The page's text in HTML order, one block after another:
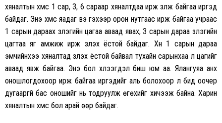
хяналтын хүмүүс 1 сар, 3, 6 сараар хяналтдаа ирж үзүүлж байгаа иргэд
байдаг. Энэ хүмүүс яадаг вэ гэхээр орон нутгаас ирж байгаа учраас
1 сарын дараах үзлэгийн цагаа аваад явах, 3 сарын дараа үзлэгийн
цагтаа яг амжиж ирж үзүүлэх ёстой байдаг. Хүн 1 сарын дараа
эмчийнхээ хяналтад үзүүлэх ёстой байвал тухайн сарынхаа л цагийг
аваад явж байгаа. Энэ бол хүлээгдэл биш юм аа. Ялангуяа анх
оношлогдохоор ирж байгаа иргэдийг аль болохоор л бид оочер
дугааргүй бас оношийг нь тодруулж өгөхийг хичээж байна. Харин
хяналтын хүмүүс бол арай өөр байдаг.